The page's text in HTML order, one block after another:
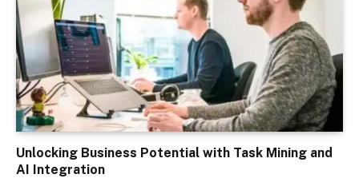
Unlocking Business Potential with Task Mining and
AI Integration